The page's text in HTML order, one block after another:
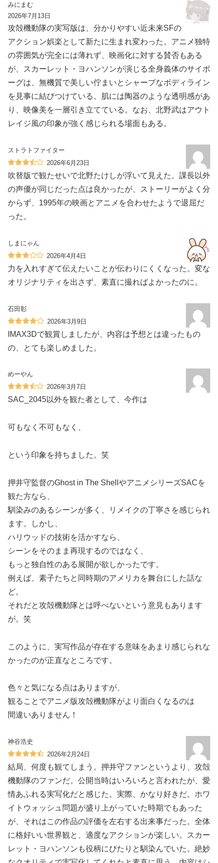
みにまむ
2026年7月13日
攻殻機動隊の実写版は、分かりやすい近未来SFの
アクション娯楽として新たに生まれ変わった。アニメ独特
の雰囲気が完全には薄れず、映画化に対する賛否もある
が、スカーレット・ヨハンソンが演じる全身義体のサイボ
ーグは、無機質で美しい佇まいとシャープなボディライン
を見事に結びつけている。肌には陶器のような透明感があ
り、映像美を一層引き立てている。なお、北野武はアウト
レイジ風の印象が強く感じられる場面もある。
ストラトファイター
2026年6月23日
吹替版で観たせいで北野たけしが浮いて見えた。課長以外
の声優が同じだった点は良かったが、ストーリーがよく分
からず、1995年の映画とアニメを合わせたようで退屈だ
った。
しまにゃん
2026年4月4日
力を入れすぎて伝えたいことが伝わりにくくなった。変な
オリジナリティを出さず、素直に撮ればよかったのに。
石田彰
2026年3月9日
IMAX3Dで観賞しましたが、内容は予想とは違ったもの
の、とても楽しめました。
めーやん
2026年3月7日
SAC_2045以外を観た者として、今作は
可もなく不可もなく、
という印象を持ちました。笑
押井守監督のGhost in The ShellやアニメシリーズSACを
観た方なら、
馴染みのあるシーンが多く、リメイクの丁寧さを感じられ
ます。しかし、
ハリウッドの技術を活かすなら、
シーンをそのまま再現するのではなく、
もっと独自性のある展開が欲しかったです。
例えば、素子たちと同時期のアメリカを舞台にした話な
ど。
それだと攻殻機動隊とは呼べないという意見もあります
が。笑
このように、実写作品が存在する意味をあまり感じられな
かったのが正直なところです。
色々と気になる点はありますが、
観ることでアニメ版攻殻機動隊がより面白くなるのは
間違いありません！
神谷浩史
2026年2月24日
結局、何度も観てしまう。押井守ファンというより、攻殻
機動隊のファンだ。公開当時はいろいろと言われたが、愛
情あふれる実写化だと感じた。実際、かなり好きだ。ホワ
イトウォッシュ問題が盛り上がっていた時期でもあった
が、それはこの作品の評価を左右する出来事だった。全体
に格好いい世界観と、適度なアクションが楽しい。スカー
レット・ヨハンソンも役柄にぴたりと馴染んでいた。絶妙